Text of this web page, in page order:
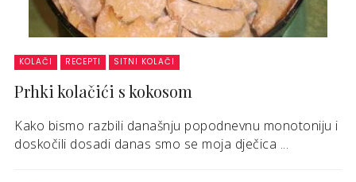
KOLAČI RECEPTI SITNI KOLAČI
Prhki kolačići s kokosom
Kako bismo razbili današnju popodnevnu monotoniju i
doskočili dosadi danas smo se moja dječica ...